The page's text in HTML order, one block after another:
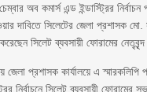
অব কমার্স এন্ড ইন্ডাস্ট্রির নির্বাচন
দাবিতে সিলেটের জেলা প্রশাসক
সিলেট ব্যবসায়ী ফোরামের
জেলা প্রশাসক কার্যালয়ে এ স্মারকলিপি
নির্বাচনে সিলেট ব্যবসায়ী ফোরামের